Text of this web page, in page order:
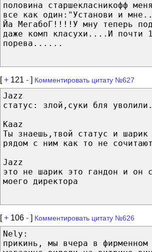
половина старшекласникофф
все как один:"Установи и
Йа МегабоГ!!!!У мну теперь
даже комп класухи....И почти
порева......
[+ 121 - ] Комментировать цитату №627
Jazz
статус: злой,суки бля
Kaaz
Ты знаешь,твой статус и шарик
рядом с ним как то не
Jazz
это не шарик это гандон и он
моего директора
[+ 106 - ] Комментировать цитату №626
Nely:
прикинь, мы вчера в фирменном